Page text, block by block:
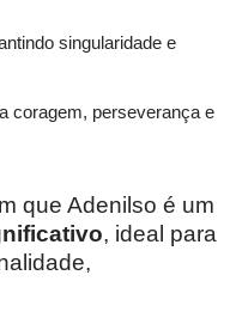
singularidade e
coragem, perseverança e
que Adenilso é um
, ideal para